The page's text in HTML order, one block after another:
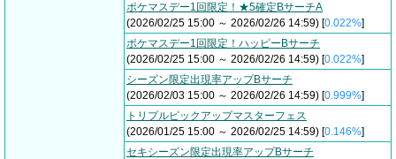
ポケマスデー1回限定！★5確定BサーチA
(2026/02/25 15:00 ～ 2026/02/26 14:59) [0.022%]
ポケマスデー1回限定！ハッピーBサーチ
(2026/02/25 15:00 ～ 2026/02/26 14:59) [0.022%]
シーズン限定出現率アップBサーチ
(2026/02/03 15:00 ～ 2026/02/26 14:59) [0.999%]
トリプルピックアップマスターフェス
(2026/01/25 15:00 ～ 2026/02/25 14:59) [0.146%]
セキシーズン限定出現率アップBサーチ